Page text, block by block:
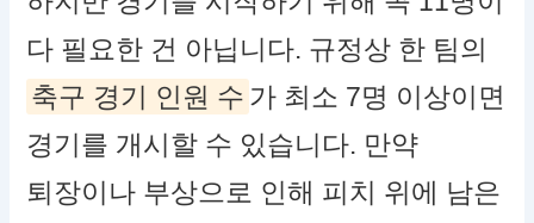
다 필요한 건 아닙니다. 규정상 한 팀의
축구 경기 인원 수 가 최소 7명 이상이면
경기를 개시할 수 있습니다. 만약
퇴장이나 부상으로 인해 피치 위에 남은